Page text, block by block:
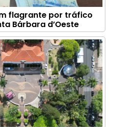
flagrante por tráfico
Bárbara d’Oeste